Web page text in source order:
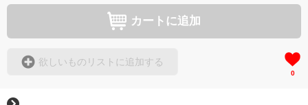
カートに追加
欲しいものリストに追加する
0